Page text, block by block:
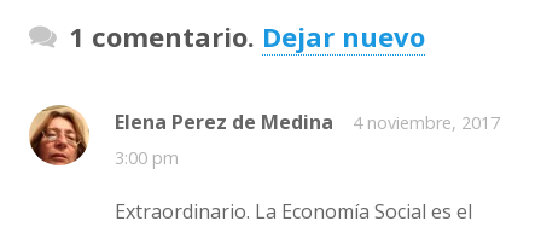
1 comentario. Dejar nuevo
Elena Perez de Medina
4 noviembre, 2017
3:00 pm
Extraordinario. La Economía Social es el